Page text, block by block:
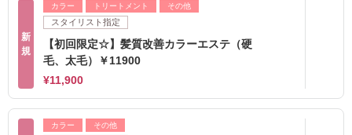
新
規
カラー トリートメント その他
スタイリスト指定
【初回限定☆】髪質改善カラーエステ（硬
毛、太毛）￥11900
¥11,900
カラー その他